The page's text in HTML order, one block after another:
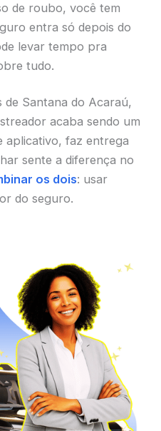
de roubo, você tem
entra só depois do
levar tempo pra
tudo.
de Santana do Acaraú,
acaba sendo um
aplicativo, faz entrega
sente a diferença no
os dois: usar
do seguro.